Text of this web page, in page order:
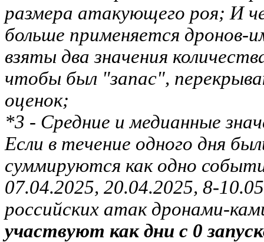
размера атакующего роя; И
больше применяется дронов-
взяты два значения
чтобы был "запас",
оценок;
*3 - Средние и медианные
Если в течение одного дня
суммируются как одно
07.04.2025, 20.04.2025, 8-
российских атак дронами-
участвуют как дни с 0